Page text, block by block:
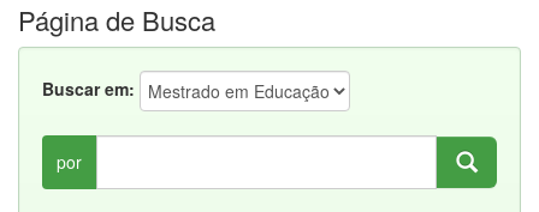
Página de Busca
Buscar em:
por